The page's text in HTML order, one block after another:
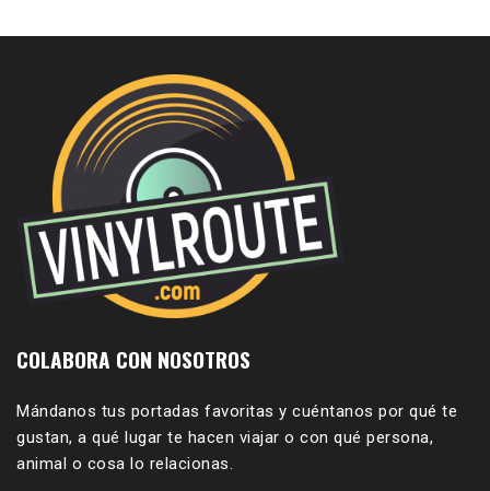
COLABORA CON NOSOTROS
Mándanos tus portadas favoritas y cuéntanos por qué te
gustan, a qué lugar te hacen viajar o con qué persona,
animal o cosa lo relacionas.